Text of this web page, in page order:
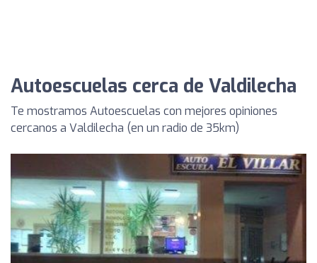
Autoescuelas cerca de Valdilecha
Te mostramos Autoescuelas con mejores opiniones
cercanos a Valdilecha (en un radio de 35km)